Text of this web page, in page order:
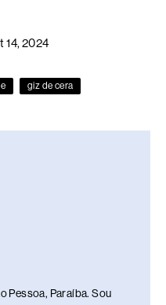
at
s
A
p
p
y
Li
k
14, 2024
giz de cera
Pessoa, Paraíba. Sou